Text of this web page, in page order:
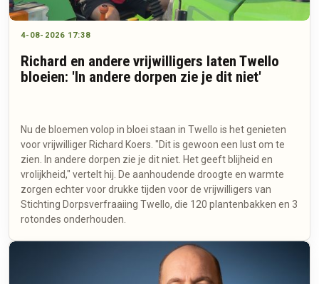
4-08-2026 17:38
Richard en andere vrijwilligers laten Twello
bloeien: 'In andere dorpen zie je dit niet'
Nu de bloemen volop in bloei staan in Twello is het genieten
voor vrijwilliger Richard Koers. "Dit is gewoon een lust om te
zien. In andere dorpen zie je dit niet. Het geeft blijheid en
vrolijkheid," vertelt hij. De aanhoudende droogte en warmte
zorgen echter voor drukke tijden voor de vrijwilligers van
Stichting Dorpsverfraaiing Twello, die 120 plantenbakken en 3
rotondes onderhouden.